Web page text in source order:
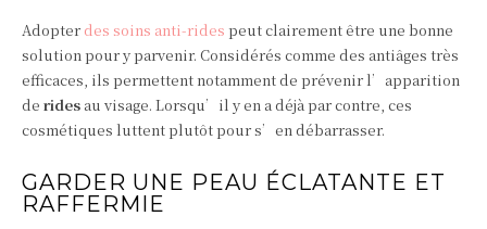
Adopter des soins anti-rides peut clairement être une bonne
solution pour y parvenir. Considérés comme des antiâges très
efficaces, ils permettent notamment de prévenir l’apparition
de rides au visage. Lorsqu’il y en a déjà par contre, ces
cosmétiques luttent plutôt pour s’en débarrasser.
GARDER UNE PEAU ÉCLATANTE ET
RAFFERMIE